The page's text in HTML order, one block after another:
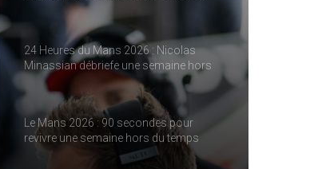
d’European Le Mans Series
24 Heures du Mans 2026 : Nicolas
Minassian débriefe une semaine hors
norme
Le Mans 2026 : 90 secondes pour
revivre une semaine hors du temps